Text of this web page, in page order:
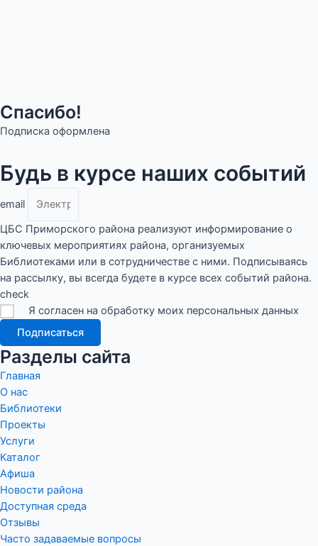
Спасибо!
Подписка оформлена
Будь в курсе наших событий
email
ЦБС Приморского района реализуют информирование о
ключевых мероприятиях района, организуемых
Библиотеками или в сотрудничестве с ними. Подписываясь
на рассылку, вы всегда будете в курсе всех событий района.
check
Я согласен на обработку моих персональных данных
Подписаться
Разделы сайта
Главная
О нас
Библиотеки
Проекты
Услуги
Каталог
Афиша
Новости района
Доступная среда
Отзывы
Часто задаваемые вопросы